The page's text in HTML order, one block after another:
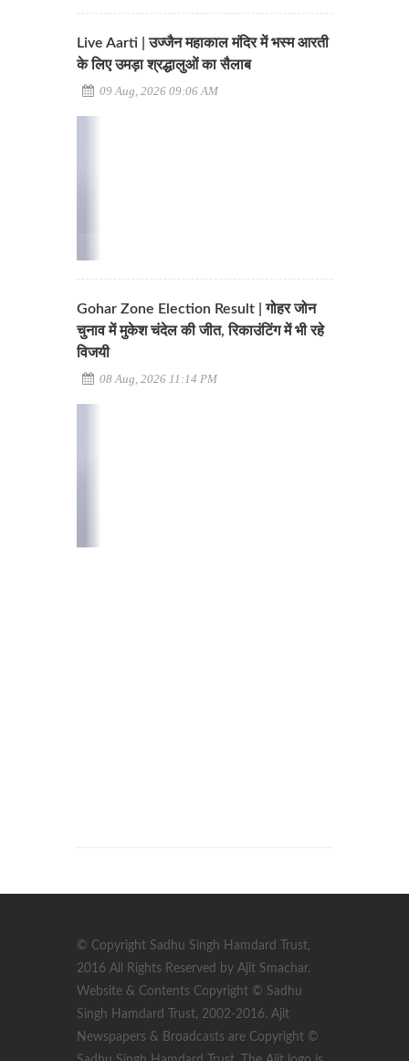
Live Aarti | उज्जैन महाकाल मंदिर में भस्म आरती
के लिए उमड़ा श्रद्धालुओं का सैलाब
09 Aug, 2026 09:06 AM
Gohar Zone Election Result | गोहर जोन
चुनाव में मुकेश चंदेल की जीत, रिकाउंटिंग में भी रहे
विजयी
08 Aug, 2026 11:14 PM
© Copyright Sadhu Singh Hamdard Trust,
2016 All Rights Reserved by Ajit Smachar.
Website & Contents Copyright © Sadhu
Singh Hamdard Trust, 2002-2016. Ajit
Newspapers & Broadcasts are Copyright ©